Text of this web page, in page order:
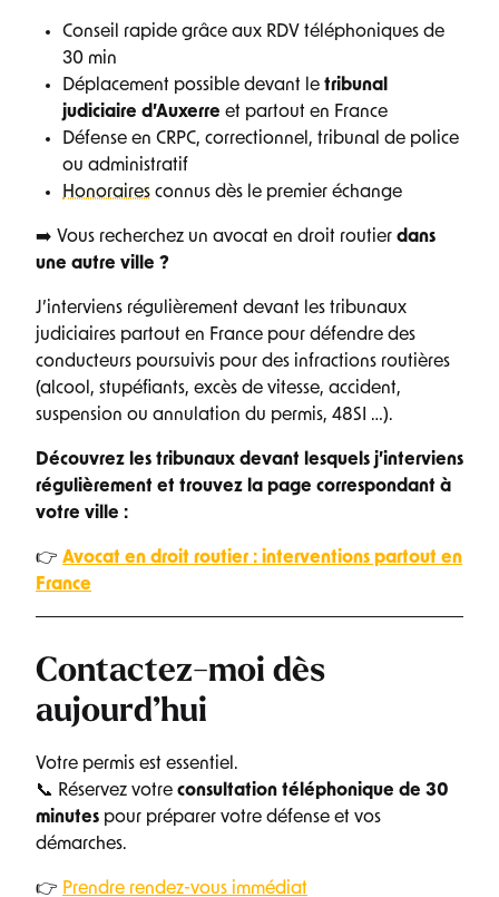
Conseil rapide grâce aux RDV téléphoniques de
30 min
Déplacement possible devant le tribunal
judiciaire d’Auxerre et partout en France
Défense en CRPC, correctionnel, tribunal de police
ou administratif
Honoraires connus dès le premier échange
➡️ Vous recherchez un avocat en droit routier dans
une autre ville ?
J’interviens régulièrement devant les tribunaux
judiciaires partout en France pour défendre des
conducteurs poursuivis pour des infractions routières
(alcool, stupéfiants, excès de vitesse, accident,
suspension ou annulation du permis, 48SI …).
Découvrez les tribunaux devant lesquels j’interviens
régulièrement et trouvez la page correspondant à
votre ville :
👉 Avocat en droit routier : interventions partout en
France
Contactez-moi dès
aujourd’hui
Votre permis est essentiel.
📞 Réservez votre consultation téléphonique de 30
minutes pour préparer votre défense et vos
démarches.
👉 Prendre rendez-vous immédiat